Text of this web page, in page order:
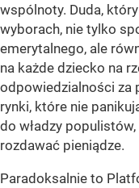
wspólnoty. Duda,
wyborach, nie tylko
emerytalnego, ale
na każde dziecko na
odpowiedzialności za
rynki, które nie
do władzy
rozdawać pieniądze.
Paradoksalnie to